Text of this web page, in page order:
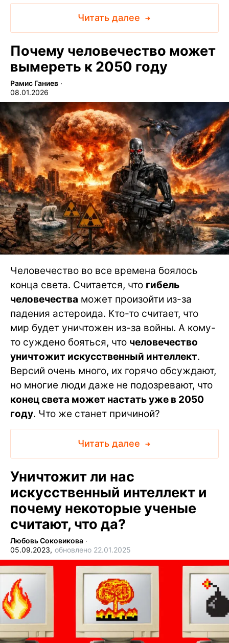
Читать далее
Почему человечество может
вымереть к 2050 году
Рамис Ганиев ∙
08.01.2026
Человечество во все времена боялось
конца света. Считается, что гибель
человечества может произойти из-за
падения астероида. Кто-то считает, что
мир будет уничтожен из-за войны. А кому-
то суждено бояться, что человечество
уничтожит искусственный интеллект.
Версий очень много, их горячо обсуждают,
но многие люди даже не подозревают, что
конец света может настать уже в 2050
году. Что же станет причиной?
Читать далее
Уничтожит ли нас
искусственный интеллект и
почему некоторые ученые
считают, что да?
Любовь Соковикова ∙
05.09.2023, обновлено 22.01.2025